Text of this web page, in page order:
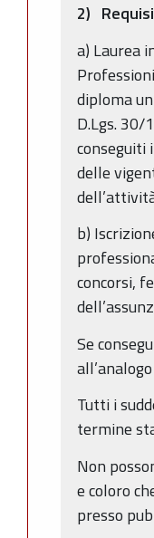
2)
a) Laurea
diploma
D.Lgs. 30/
conseguiti
delle
b)
concorsi,
Se
Tutti i
termine
Non
e coloro
presso